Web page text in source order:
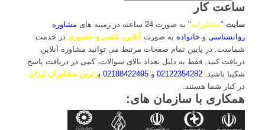
ساعت کار
سایت"مشاورانه" به صورت 24 ساعته در زمینه های
مشاوره
روانشناسیو خانواده به صورتآنلاین، تلفنی و حضوری در خدمت
شماست. در پایین تمام صفحات مرتبط می توانید مشاوره آنلاین
دریافت کنید. فقط به دلیل تعداد بالای سوالات، کمی در دریافت پاسخ
شکیبا باشید. 02122354282و 02188422495 برترین مشاوران ایران
در کنار شما هستند.
همکاری با سازمان های: